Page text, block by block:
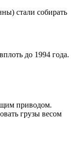
стали собирать
до 1994 года.
приводом.
грузы весом